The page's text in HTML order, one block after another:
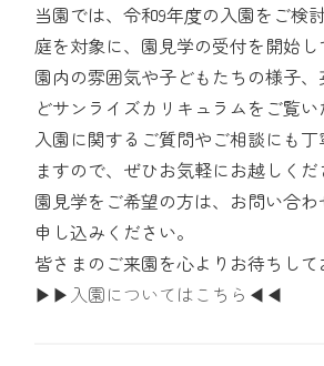
当園では、令和9年度の入園をご検
庭を対象に、園見学の受付を開始し
園内の雰囲気や子どもたちの様子
どサンライズカリキュラムをご覧い
入園に関するご質問やご相談にも
ますので、ぜひお気軽にお越しくだ
園見学をご希望の方は、お問い合
申し込みください。
皆さまのご来園を心よりお待ちして
▶▶入園についてはこちら◀◀